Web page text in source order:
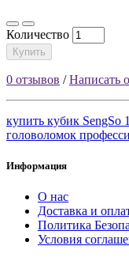
Количество
Купить
0 отзывов /Написать
купить кубик SengSo
головоломок
Информация
О нас
Доставка и
Политика
Условия